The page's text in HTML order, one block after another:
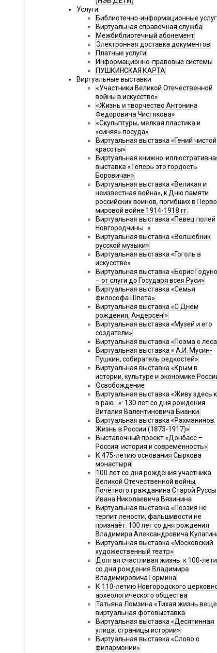
Услуги
Библиотечно-информационные
Виртуальная справочная служба
Межбиблиотечный абонемент
Электронная доставка документов
Платные услуги
Информационно-правовые системы
ПУШКИНСКАЯ КАРТА
Виртуальные выставки
«Участники Великой Отечественной
войны в искусстве»
«Жизнь и творчество Антонина
Федоровича Чистякова»
«Скульптуры, мелкая пластика и
«синяя» посуда»
Виртуальная выставка «Гений чистой
красоты»
Виртуальная книжно-
выставка «Теперь это гордость
Боровичан»
Виртуальная выставка «Великая и
неизвестная война», к Дню памяти
российских воинов, погибших в
мировой войне 1914-1918 гг.
Виртуальная выставка «Певец полей
Новгородчины…»
Виртуальная выставка «Волшебник
русской музыки»
Виртуальная выставка «Гоголь в
искусстве»
Виртуальная выставка «Борис
– от слуги до Государя всея Руси»
Виртуальная выставка «Семья
философа Шпета»
Виртуальная выставка «С Днём
рождения, Андерсен!»
Виртуальная выставка «Музей и его
создатели»
Виртуальная выставка «Поэма о
Виртуальная выставка « А.И. Мусин-
Пушкин, собиратель редкостей»
Виртуальная выставка «Крым в
истории, культуре и экономике
Освобождение
Виртуальная выставка «Живу здесь
в раю…»: 130 лет со дня рождения
Виталия Валентиновича Бианки.
Виртуальная выставка «Рахманинов.
Жизнь в России (1873-1917)»
Выставочный проект «Донбасс –
Россия: история и современность»
К 475-летию основания Сыркова
монастыря
100 лет со дня рождения участника
Великой Отечественной войны,
Почётного гражданина Старой Руссы
Ивана Николаевича Вязинина
Виртуальная выставка «Поэзия не
терпит лености, фальшивости не
признаёт: 100 лет со дня рождения
Владимира Александровича
Виртуальная выставка «Московский
художественный театр»
Долгая счастливая жизнь: к 100-
со дня рождения Владимира
Владимировича Гормина
К 110-летию Новгородского
археологического общества
Татьяна Ломзина «Тихая жизнь
виртуальная фотовыставка
Виртуальная выставка «Десятинная
улица: страницы истории»
Виртуальная выставка «Слово о
филармонии»